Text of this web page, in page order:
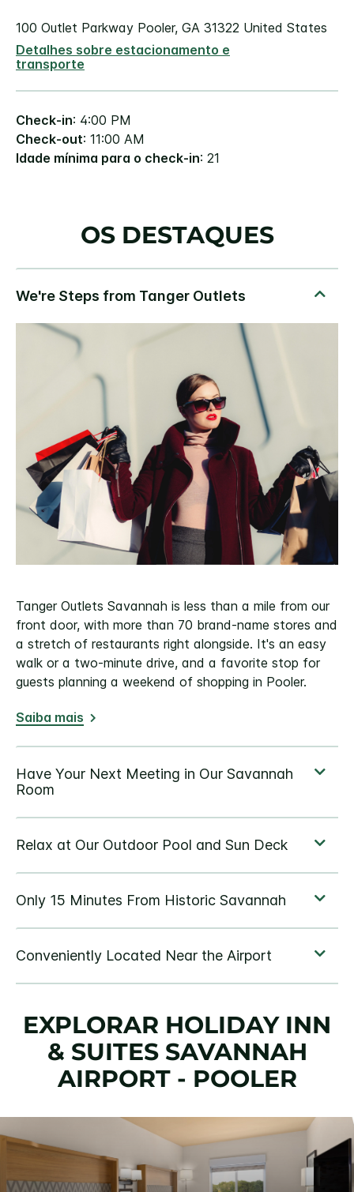
100 Outlet Parkway Pooler, GA 31322 United States
Detalhes sobre estacionamento e
transporte
Check-in: 4:00 PM
Check-out: 11:00 AM
Idade mínima para o check-in: 21
OS DESTAQUES
Tanger Outlets Savannah is less than a mile from our
front door, with more than 70 brand-name stores and
a stretch of restaurants right alongside. It's an easy
walk or a two-minute drive, and a favorite stop for
guests planning a weekend of shopping in Pooler.
Saiba mais
EXPLORAR HOLIDAY INN
& SUITES SAVANNAH
AIRPORT - POOLER